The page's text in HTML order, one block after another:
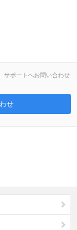
サポートへお問い合わせ
せ